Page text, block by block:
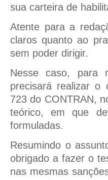
sua carteira de
Atente para a
claros quanto ao
sem poder dirigir.
Nesse caso, para
precisará realizar o
723 do CONTRAN,
teórico, em que
formuladas.
Resumindo o
obrigado a fazer o
nas mesmas